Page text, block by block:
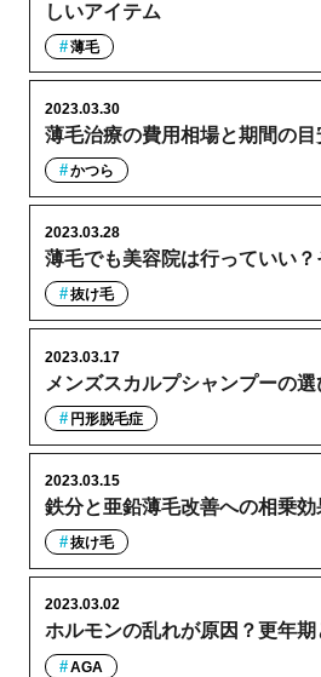
しいアイテム
薄毛
薄毛治療の費用相場と期間の目
2023.03.30
かつら
薄毛でも美容院は行っていい？
2023.03.28
抜け毛
メンズスカルプシャンプーの選
2023.03.17
円形脱毛症
鉄分と亜鉛薄毛改善への相乗効
2023.03.15
抜け毛
ホルモンの乱れが原因？更年
2023.03.02
AGA